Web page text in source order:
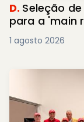
D. Seleção
para a 'main
1 agosto 2026